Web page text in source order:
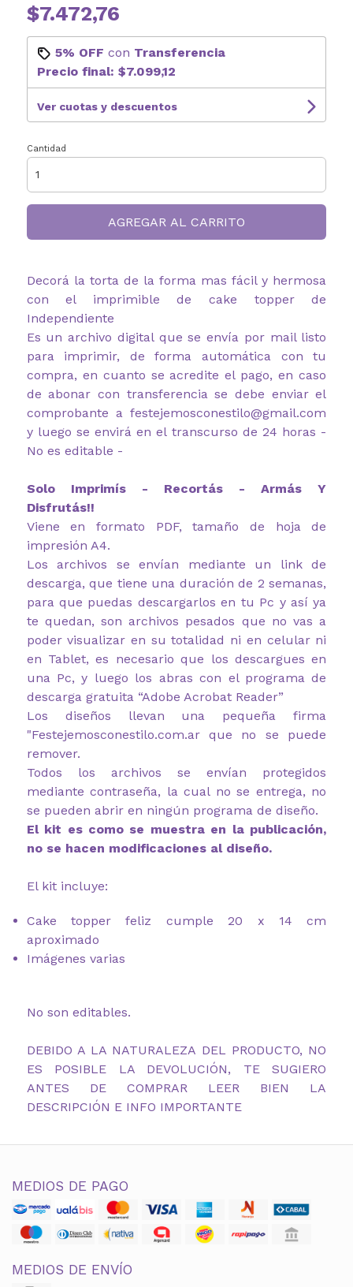
$7.472,76
5% OFF con Transferencia
Precio final: $7.099,12
Ver cuotas y descuentos
Cantidad
AGREGAR AL CARRITO
Decorá la torta de la forma mas fácil y hermosa
con el imprimible de cake topper de
Independiente
Es un archivo digital que se envía por mail listo
para imprimir, de forma automática con tu
compra, en cuanto se acredite el pago, en caso
de abonar con transferencia se debe enviar el
comprobante a festejemosconestilo@gmail.com
y luego se envirá en el transcurso de 24 horas -
No es editable -
Solo Imprimís - Recortás - Armás Y
Disfrutás!!
Viene en formato PDF, tamaño de hoja de
impresión A4.
Los archivos se envían mediante un link de
descarga, que tiene una duración de 2 semanas,
para que puedas descargarlos en tu Pc y así ya
te quedan, son archivos pesados que no vas a
poder visualizar en su totalidad ni en celular ni
en Tablet, es necesario que los descargues en
una Pc, y luego los abras con el programa de
descarga gratuita “Adobe Acrobat Reader”
Los diseños llevan una pequeña firma
"Festejemosconestilo.com.ar
que no se puede
remover.
Todos los archivos se envían protegidos
mediante contraseña, la cual no se entrega, no
se pueden abrir en ningún programa de diseño.
El kit es como se muestra en la publicación,
no se hacen modificaciones al diseño.
El kit incluye:
Cake topper feliz cumple 20 x 14 cm
aproximado
Imágenes varias
No son editables.
DEBIDO A LA NATURALEZA DEL PRODUCTO, NO
ES POSIBLE LA DEVOLUCIÓN, TE SUGIERO
ANTES DE COMPRAR LEER BIEN LA
DESCRIPCIÓN E INFO IMPORTANTE
MEDIOS DE PAGO
MEDIOS DE ENVÍO